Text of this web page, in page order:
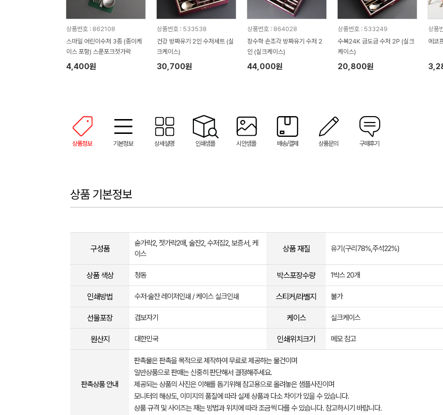
상품번호 : 862108
스마일 어린이수저 3종 (종이케
이스 포함) 스푼포크젓가락
4,400원
상품번호 : 533538
건강 방짜유기 2인 수저세트 (실
크케이스)
30,700원
상품번호 : 864028
장수학 손조각 방짜유기 수저 2
인 (실크케이스)
44,000원
상품번호 : 533249
수복24K 금도금 수저 2P (실크
케이스)
20,800원
상품
에코
상품정보 기본정보 상세설명 인쇄샘플 시안샘플 배송/결제 상품문의 구매후기
상품 기본정보
구성품
숟가락2, 젓가락2매, 술잔2, 수저집2, 보증서, 케
이스
상품 재질 유기(구리78%,주석22%)
상품 색상 청동 박스포장수량 1박스 20개
인쇄방법 수저·술잔 레이저인쇄 / 케이스 실크인쇄 스티커/라벨지 불가
선물포장 겹보자기 케이스 실크케이스
원산지 대한민국 인쇄위치크기 메모 참고
판촉상품 안내
판촉물은 판촉을 목적으로 제작하여 무료로 제공하는 물건이며
일반상품으로 판매는 신중히 판단해서 결정해주세요.
제공되는 상품의 사진은 이해를 돕기위해 참고용으로 올려놓은 샘플사진이며
모니터의 해상도, 이미지의 품질에 따라 실제 상품과 다소 차이가 있을 수 있습니다.
상품 규격 및 사이즈는 재는 방법과 위치에 따라 조금씩 다를 수 있습니다. 참고하시기 바랍니다.